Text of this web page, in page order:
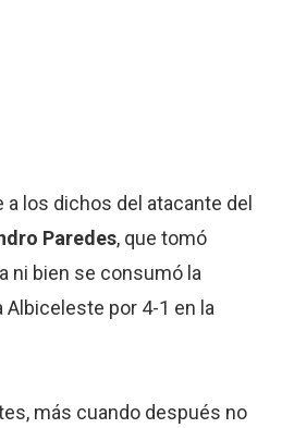
los dichos del atacante del
Paredes, que tomó
ni bien se consumó la
Albiceleste por 4-1 en la
más cuando después no